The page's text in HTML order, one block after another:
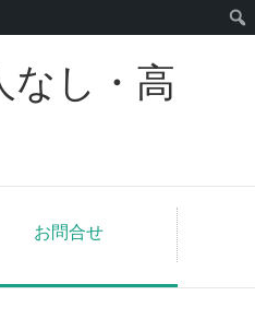
なし・高
お問合せ